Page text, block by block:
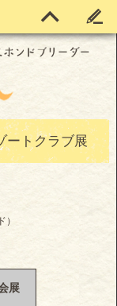
ートクラブ展
展